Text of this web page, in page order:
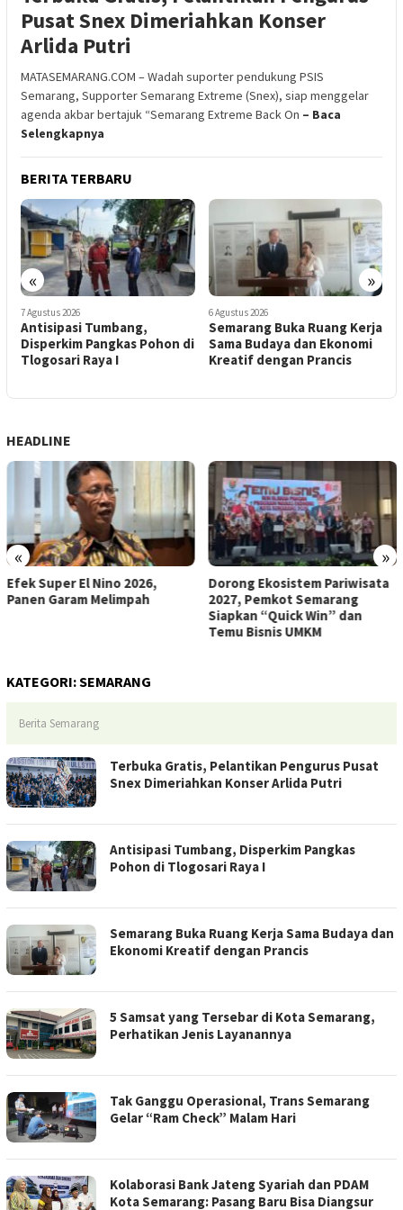
Pusat Snex Dimeriahkan Konser
Arlida Putri
MATASEMARANG.COM – Wadah suporter pendukung PSIS
Semarang, Supporter Semarang Extreme (Snex), siap menggelar
agenda akbar bertajuk “Semarang Extreme Back On – Baca
Selengkapnya
BERITA TERBARU
« »
6 Agustus 2026
Semarang Buka Ruang Kerja
Sama Budaya dan Ekonomi
Kreatif dengan Prancis
6 Agustus 2026
5 Samsat yang Tersebar di
Kota Semarang, Perhatikan
Jenis Layanannya
HEADLINE
« »
Dorong Ekosistem Pariwisata
2027, Pemkot Semarang
Dinkes Semarang Kumpulkan
Bukti Pelanggaran SPPG
Karangturi
KATEGORI:SEMARANG
Berita Semarang
Terbuka Gratis, Pelantikan Pengurus Pusat
Snex Dimeriahkan Konser Arlida Putri
Antisipasi Tumbang, Disperkim Pangkas
Pohon di Tlogosari Raya I
Semarang Buka Ruang Kerja Sama Budaya dan
Ekonomi Kreatif dengan Prancis
5 Samsat yang Tersebar di Kota Semarang,
Perhatikan Jenis Layanannya
Tak Ganggu Operasional, Trans Semarang
Gelar “Ram Check” Malam Hari
Kolaborasi Bank Jateng Syariah dan PDAM
Kota Semarang: Pasang Baru Bisa Diangsur